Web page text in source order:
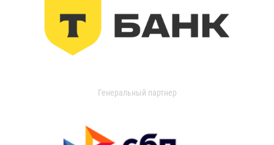
Генеральный партнер